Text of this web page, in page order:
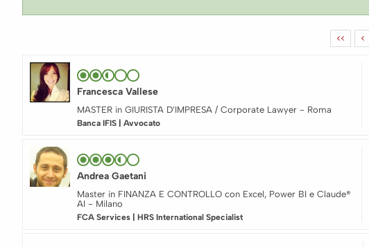
<< <
Francesca Vallese
MASTER in GIURISTA D’IMPRESA / Corporate Lawyer - Roma
Banca IFIS | Avvocato
Andrea Gaetani
Master in FINANZA E CONTROLLO con Excel, Power BI e Claude®
AI - Milano
FCA Services | HRS International Specialist